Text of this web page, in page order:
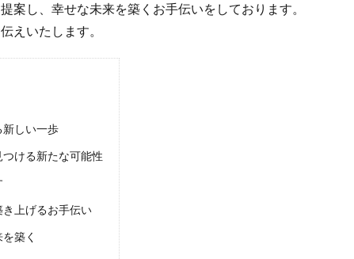
し、幸せな未来を築くお手伝いをしております。
えいたします。
しい一歩
ける新たな可能性
上げるお手伝い
築く